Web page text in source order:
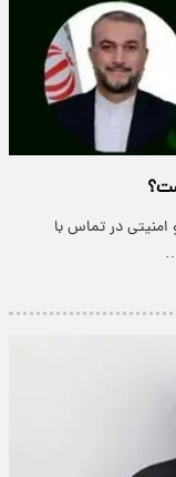
امنیتی در تماس با